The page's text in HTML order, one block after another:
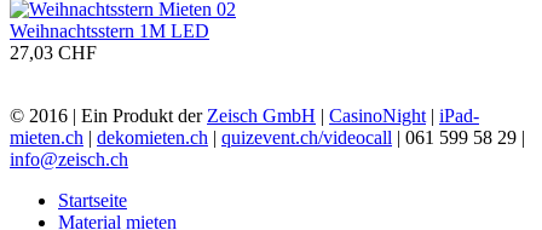
Weihnachtsstern 1M LED
27,03 CHF
© 2016 | Ein Produkt derZeisch GmbH CasinoNight| iPad-
mieten.ch
dekomieten.ch quizevent.ch/videocall | 061 599 58 29 |
info@zeisch.ch
Startseite
Material mieten